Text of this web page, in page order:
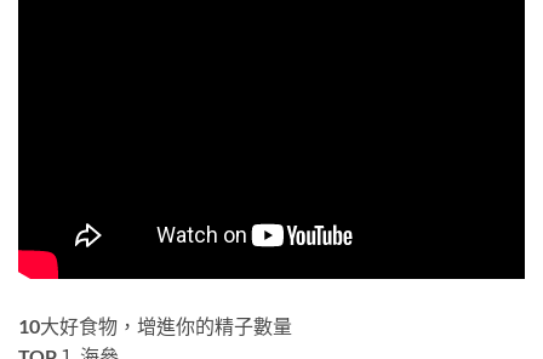
10大好食物，增進你的精子數量